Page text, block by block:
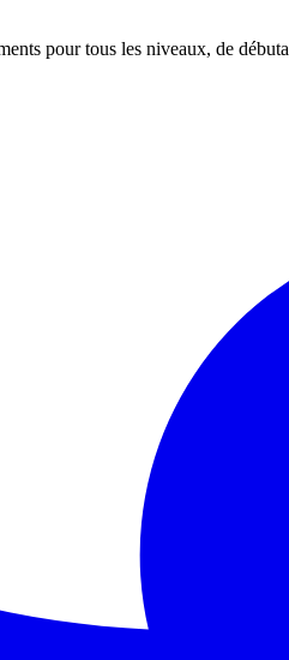
pour tous les niveaux, de